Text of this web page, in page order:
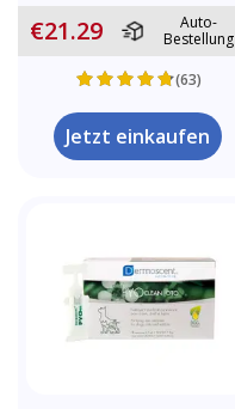
€21.29
Auto-
Bestellung
(63)
Jetzt einkaufen